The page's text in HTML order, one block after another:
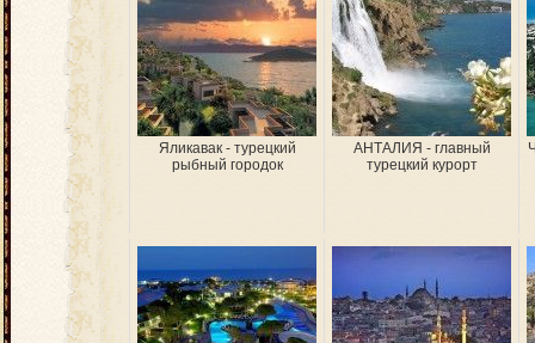
Яликавак - турецкий
рыбный городок
АНТАЛИЯ - главный
турецкий курорт